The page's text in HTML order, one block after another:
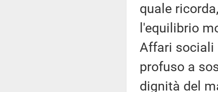
quale
l'equilibrio
Affari sociali
profuso a
dignità del